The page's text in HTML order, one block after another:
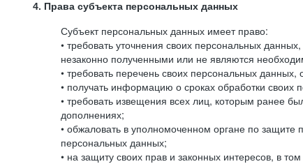
4. Права субъекта персональных данных
Субъект персональных данных имеет право:
• требовать уточнения своих персональных
незаконно полученными или не являются
• требовать перечень своих персональных
• получать информацию о сроках обработки своих
• требовать извещения всех лиц, которым ранее
дополнениях;
• обжаловать в уполномоченном органе по защите
персональных данных;
• на защиту своих прав и законных интересов, в